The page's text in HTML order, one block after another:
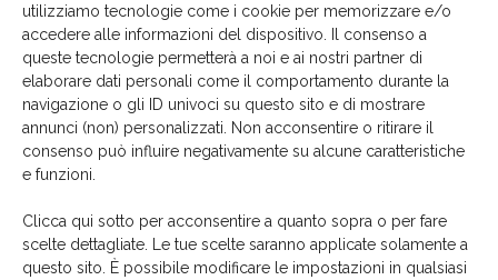
utilizziamo tecnologie come i cookie per memorizzare e/o
accedere alle informazioni del dispositivo. Il consenso a
queste tecnologie permetterà a noi e ai nostri partner di
elaborare dati personali come il comportamento durante la
navigazione o gli ID univoci su questo sito e di mostrare
annunci (non) personalizzati. Non acconsentire o ritirare il
consenso può influire negativamente su alcune caratteristiche
e funzioni.
Clicca qui sotto per acconsentire a quanto sopra o per fare
scelte dettagliate. Le tue scelte saranno applicate solamente a
questo sito. È possibile modificare le impostazioni in qualsiasi